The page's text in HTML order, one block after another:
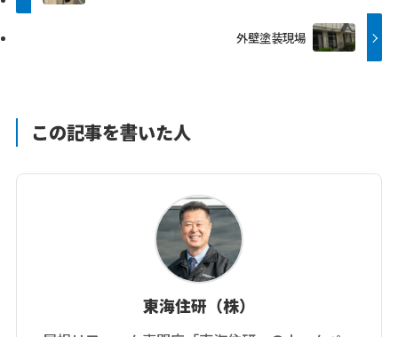
外壁塗装現場
この記事を書いた人
東海住研（株）